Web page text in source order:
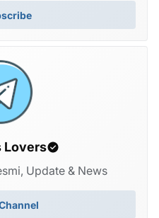
Lovers
Update & News